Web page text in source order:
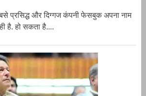
प्रसिद्ध और दिग्गज कंपनी फेसबुक अपना नाम
है. हो सकता है....